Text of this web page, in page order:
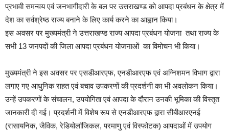
प्रभावी समन्वय एवं जनभागीदारी के बल पर उत्तराखण्ड को आपदा प्रबंधन के क्षेत्र में
देश का सर्वश्रेष्ठ राज्य बनाने के लिए कार्य करने का आह्वान किया।
इस अवसर पर मुख्यमंत्री ने उत्तराखण्ड राज्य आपदा प्रबंधन योजना तथा राज्य के
सभी 13 जनपदों की जिला आपदा प्रबंधन योजनाओं का विमोचन भी किया।
मुख्यमंत्री ने इस अवसर पर एसडीआरएफ, एनडीआरएफ एवं अग्निशमन विभाग द्वारा
लगाए गए आधुनिक राहत एवं बचाव उपकरणों की प्रदर्शनी का भी अवलोकन किया।
उन्हें उपकरणों के संचालन, उपयोगिता एवं आपदा के दौरान उनकी भूमिका की विस्तृत
जानकारी दी गई। प्रदर्शनी में विशेष रूप से एनडीआरएफ द्वारा सीबीआरएनई
(रासायनिक, जैविक, रेडियोलॉजिकल, परमाणु एवं विस्फोटक) आपदाओं में उपयोग